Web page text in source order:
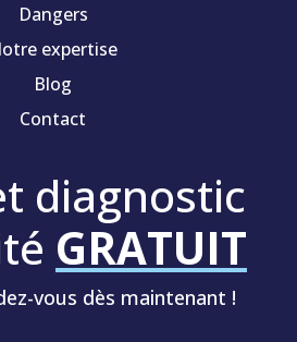
Dangers
expertise
Blog
Contact
diagnostic
GRATUIT
vous dès maintenant !